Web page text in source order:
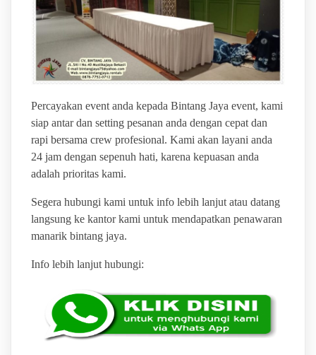
Percayakan event anda kepada Bintang Jaya event, kami
siap antar dan setting pesanan anda dengan cepat dan
rapi bersama crew profesional. Kami akan layani anda
24 jam dengan sepenuh hati, karena kepuasan anda
adalah prioritas kami.
Segera hubungi kami untuk info lebih lanjut atau datang
langsung ke kantor kami untuk mendapatkan penawaran
manarik bintang jaya.
Info lebih lanjut hubungi: